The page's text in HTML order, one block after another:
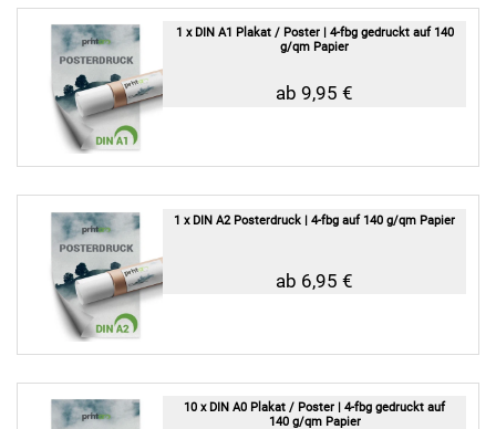
1 x DIN A1 Plakat / Poster | 4-fbg gedruckt auf 140
g/qm Papier
ab 9,95 €
1 x DIN A2 Posterdruck | 4-fbg auf 140 g/qm Papier
ab 6,95 €
10 x DIN A0 Plakat / Poster | 4-fbg gedruckt auf
140 g/qm Papier